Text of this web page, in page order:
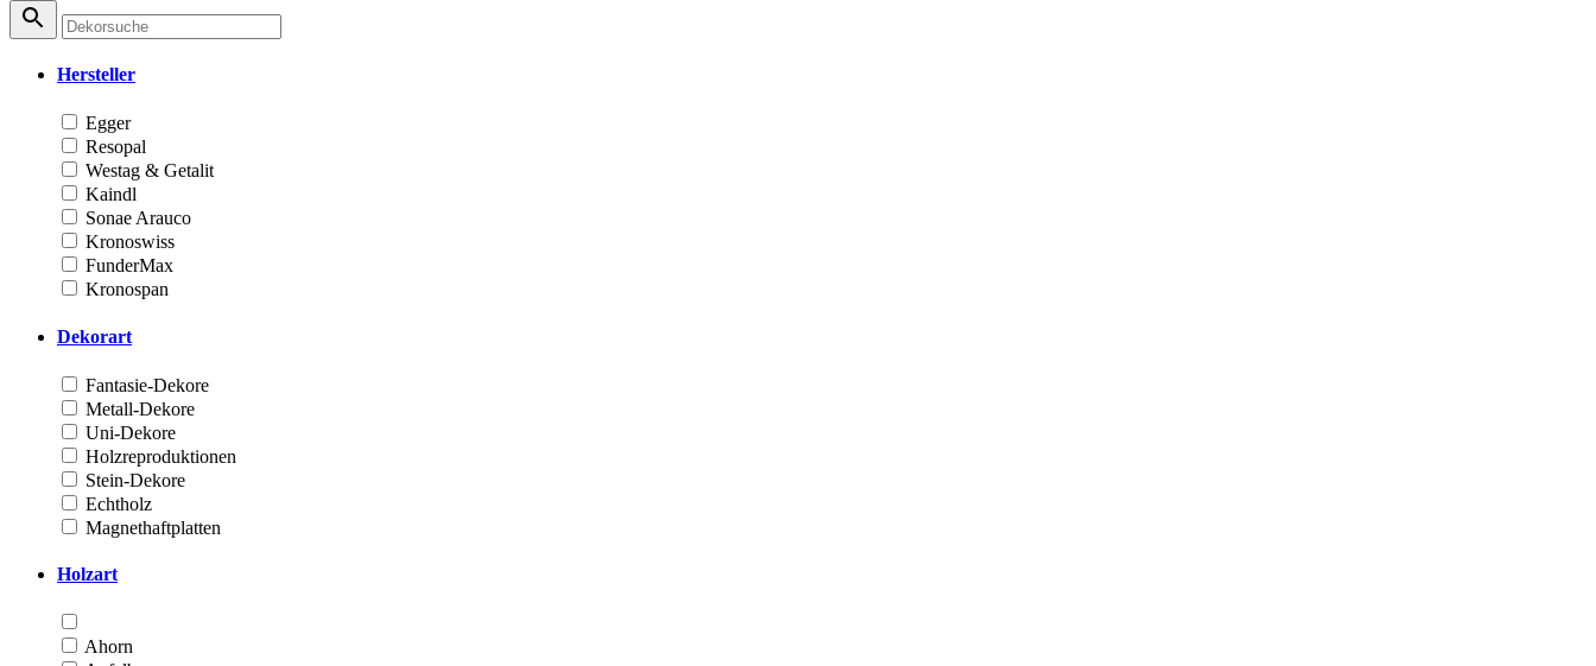
Hersteller
Egger
Resopal
Westag & Getalit
Kaindl
Sonae Arauco
Kronoswiss
FunderMax
Kronospan
Dekorart
Fantasie-Dekore
Metall-Dekore
Uni-Dekore
Holzreproduktionen
Stein-Dekore
Echtholz
Magnethaftplatten
Holzart
Ahorn